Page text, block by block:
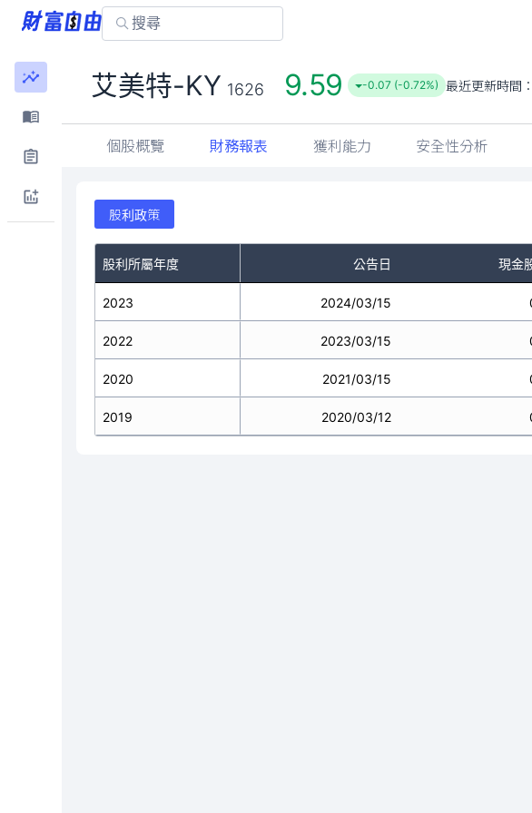
艾美特-KY 1626 9.59 -0.07 (-0.72%) 最近更新時間：
個股概覽 財務報表 獲利能力 安全性分析
股利政策
股利所屬年度 公告日 現金
2023
2022
2020
2019
2024/03/15
2023/03/15
2021/03/15
2020/03/12